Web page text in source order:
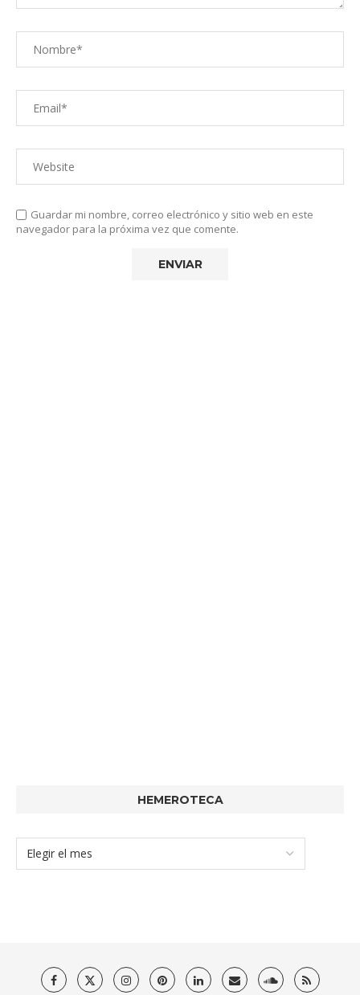
Guardar mi nombre, correo electrónico y sitio web en este
navegador para la próxima vez que comente.
HEMEROTECA